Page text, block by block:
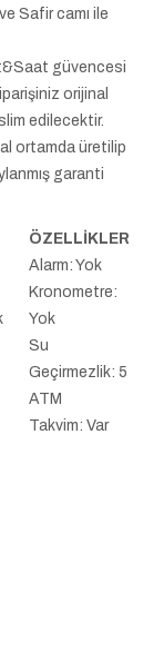
Safir camı ile
güvencesi
orijinal
edilecektir.
ortamda üretilip
garanti
ÖZELLİKLER
Alarm: Yok
Kronometre:
Yok
Su
Geçirmezlik: 5
ATM
Takvim: Var